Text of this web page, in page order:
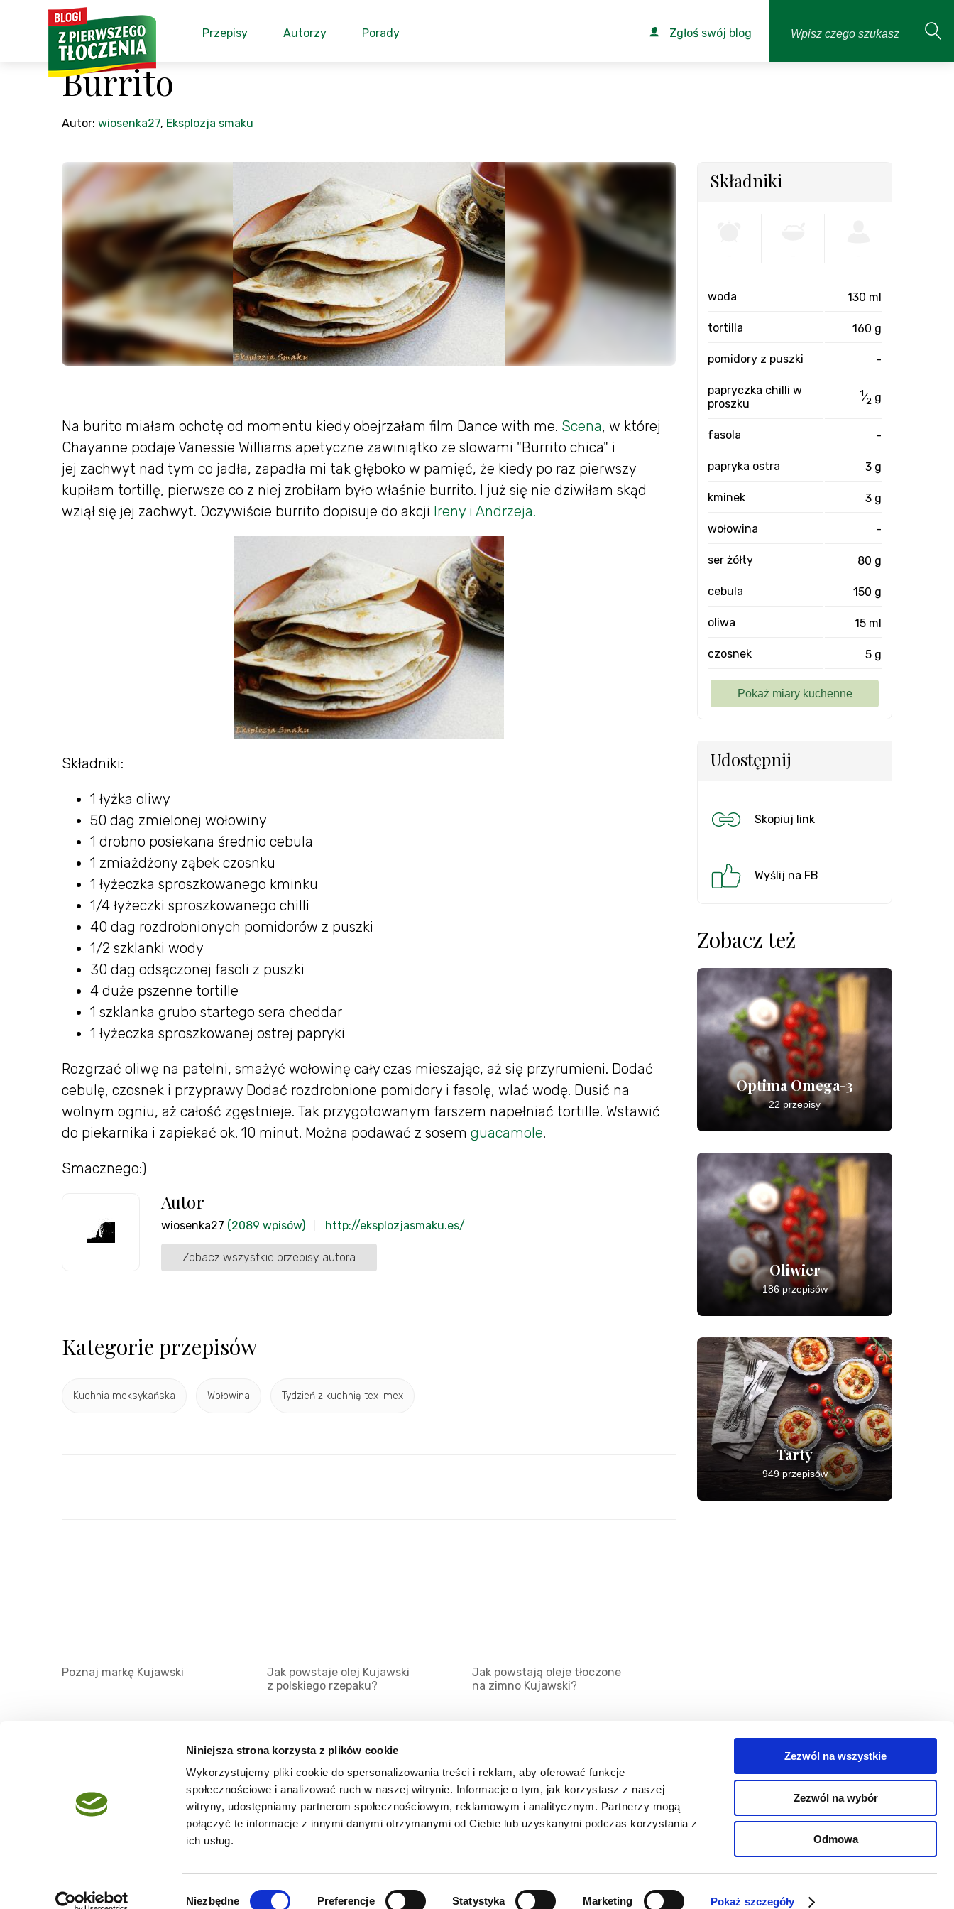
Niniejsza strona korzysta z plików cookie
Wykorzystujemy pliki cookie do spersonalizowania treści i reklam, aby oferować funkcje
społecznościowe i analizować ruch w naszej witrynie. Informacje o tym, jak korzystasz z naszej
witryny, udostępniamy partnerom społecznościowym, reklamowym i analitycznym. Partnerzy mogą
połączyć te informacje z innymi danymi otrzymanymi od Ciebie lub uzyskanymi podczas korzystania z
ich usług.
Niezbędne Preferencje Statystyka Marketing Pokaż szczegóły
Zezwól na wszystkie
Zezwól na wybór
Odmowa
Przepisy Autorzy Porady Zgłoś swój blog
Burrito
Autor: wiosenka27, Eksplozja smaku
Na burito miałam ochotę od momentu kiedy obejrzałam film Dance with me. Scena, w której
Chayanne podaje Vanessie Williams apetyczne zawiniątko ze slowami "Burrito chica" i
jej zachwyt nad tym co jadła, zapadła mi tak głęboko w pamięć, że kiedy po raz pierwszy
kupiłam tortillę, pierwsze co z niej zrobiłam było właśnie burrito. I już się nie dziwiłam skąd
wziął się jej zachwyt. Oczywiście burrito dopisuje do akcji Ireny i Andrzeja.
Składniki:
1 łyżka oliwy
50 dag zmielonej wołowiny
1 drobno posiekana średnio cebula
1 zmiażdżony ząbek czosnku
1 łyżeczka sproszkowanego kminku
1/4 łyżeczki sproszkowanego chilli
40 dag rozdrobnionych pomidorów z puszki
1/2 szklanki wody
30 dag odsączonej fasoli z puszki
4 duże pszenne tortille
1 szklanka grubo startego sera cheddar
1 łyżeczka sproszkowanej ostrej papryki
Rozgrzać oliwę na patelni, smażyć wołowinę cały czas mieszając, aż się przyrumieni. Dodać
cebulę, czosnek i przyprawy Dodać rozdrobnione pomidory i fasolę, wlać wodę. Dusić na
wolnym ogniu, aż całość zgęstnieje. Tak przygotowanym farszem napełniać tortille. Wstawić
do piekarnika i zapiekać ok. 10 minut. Można podawać z sosem guacamole.
Smacznego:)
Autor
wiosenka27 (2089 wpisów) http://eksplozjasmaku.es/
Zobacz wszystkie przepisy autora
Kategorie przepisów
Kuchnia meksykańska Wołowina Tydzień z kuchnią tex-mex
Składniki
woda 130 ml
tortilla 160 g
pomidory z puszki -
papryczka chilli w
proszku
1⁄2 g
fasola -
papryka ostra 3 g
kminek 3 g
wołowina -
ser żółty 80 g
cebula 150 g
oliwa 15 ml
czosnek 5 g
Udostępnij
Skopiuj link
Wyślij na FB
Zobacz też
Optima Omega-3
22 przepisy
Oliwier
186 przepisów
Tarty
949 przepisów
Poznaj markę Kujawski
Jak powstaje olej Kujawski
z polskiego rzepaku?
Jak powstają oleje tłoczone
na zimno Kujawski?
Regulamin
Mapa serwisu
Kanały RSS
Porady
Kategorie
Kontakt
Zaloguj się
Copyright @2026 zpierwszegotloczenia.pl